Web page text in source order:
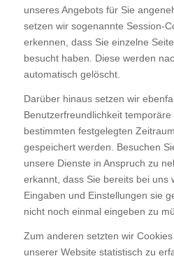
unseres Angebots für Sie
setzen wir sogenannte Session-
erkennen, dass Sie einzelne
besucht haben. Diese werden
automatisch gelöscht.
Darüber hinaus setzen wir
Benutzerfreundlichkeit
bestimmten festgelegten
gespeichert werden. Besuchen
unsere Dienste in Anspruch zu
erkannt, dass Sie bereits bei uns
Eingaben und Einstellungen sie
nicht noch einmal eingeben zu
Zum anderen setzten wir
unserer Website statistisch zu